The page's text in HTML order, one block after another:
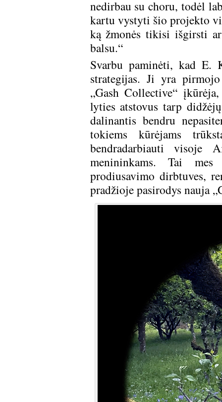
nedirbau su choru, todėl
kartu vystyti šio projekto
ką žmonės tikisi išgirsti
balsu.“
Svarbu paminėti, kad E.
strategijas. Ji yra
„Gash Collective“
lyties atstovus tarp
dalinantis bendru
tokiems kūrėjams
bendradarbiauti visoje
menininkams. Tai
prodiusavimo dirbtuves,
pradžioje pasirodys nauja